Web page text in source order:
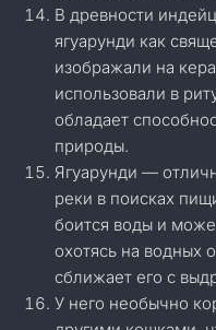
В древности
ягуарунди как
изображали на
использовали в
обладает
природы.
Ягуарунди —
реки в поисках
боится воды и
охотясь на водных
сближает его с
У него необычно